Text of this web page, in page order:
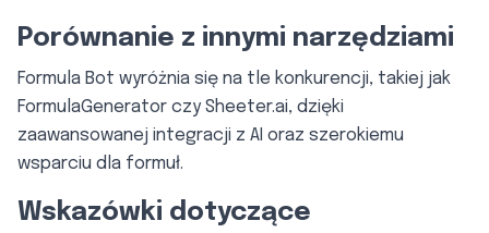
Porównanie z innymi narzędziami
Formula Bot wyróżnia się na tle konkurencji, takiej jak
FormulaGenerator czy Sheeter.ai, dzięki
zaawansowanej integracji z AI oraz szerokiemu
wsparciu dla formuł.
Wskazówki dotyczące